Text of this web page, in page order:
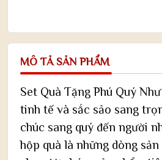
MÔ TẢ SẢN PHẨM
Set Quà Tặng Phú Quý
tinh tế và sắc sảo sang
chúc sang quý đến người
hộp quà là những dòng